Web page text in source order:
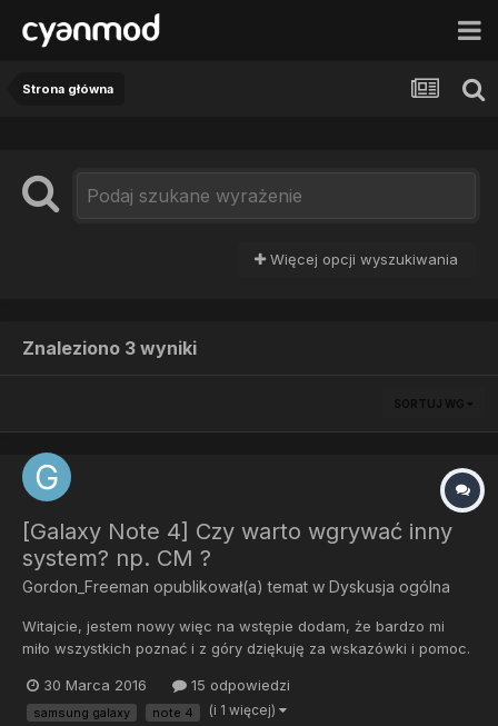
Strona główna
Więcej opcji wyszukiwania
Znaleziono 3 wyniki
SORTUJ WG
[Galaxy Note 4] Czy warto wgrywać inny
system? np. CM ?
Gordon_Freeman opublikował(a) temat w Dyskusja ogólna
Witajcie, jestem nowy więc na wstępie dodam, że bardzo mi
miło wszystkich poznać i z góry dziękuję za wskazówki i pomoc.
wybrałem Samsunga Galaxy Note 4, nie podoba mi liczba
ograniczeń jakie narzuca czy operator czy okrojony interfejs
30 Marca 2016 15 odpowiedzi
samsung galaxy note 4 (i 1 więcej)